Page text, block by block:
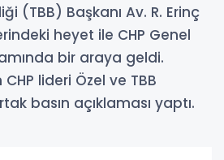
(TBB) Başkanı Av. R. Erinç
heyet ile CHP Genel
bir araya geldi.
lideri Özel ve TBB
basın açıklaması yaptı.